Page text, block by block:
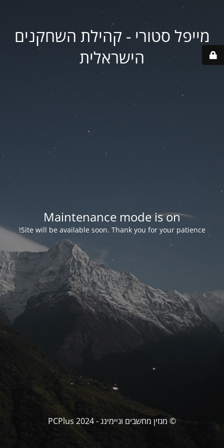
מייפל סטורי - קהילת השחקנים
הישראלית
Maintenance mode is on
Site will be available soon. Thank you for your patience!
© מגזין מחשבים וגיימינג - PCPlus 2024